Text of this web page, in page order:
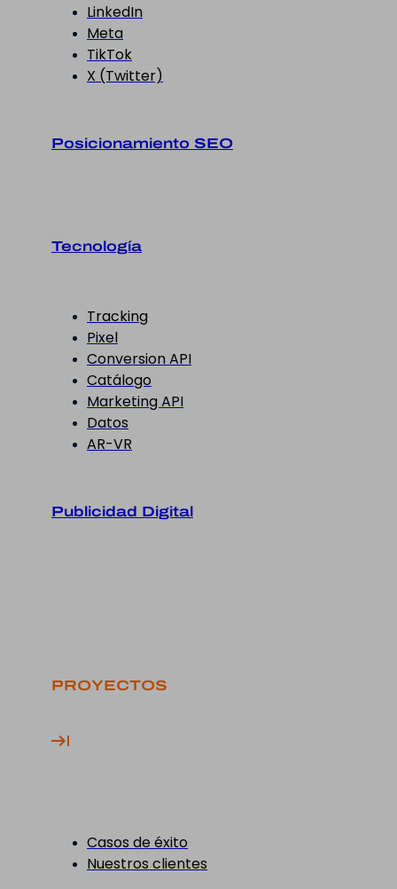
LinkedIn
Meta
TikTok
X (Twitter)
Posicionamiento SEO
Tecnología
Tracking
Pixel
Conversion API
Catálogo
Marketing API
Datos
AR-VR
Publicidad Digital
PROYECTOS
Casos de éxito
Nuestros clientes